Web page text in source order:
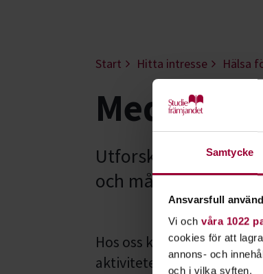
Samtycke
Ansvarsfull
Vi och våra 1022
cookies för att
annons- och
och i vilka syften.
Start Hitta intresse Hälsa
Utforska meditation
och må ännu
Hos oss kan du lära dig
aktiviteter hjälper dig att